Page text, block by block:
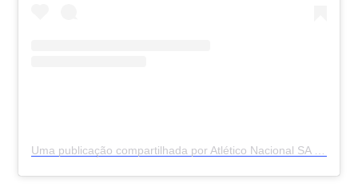
Uma publicação compartilhada por Atlético Nacional SA (@nacionaloficial)